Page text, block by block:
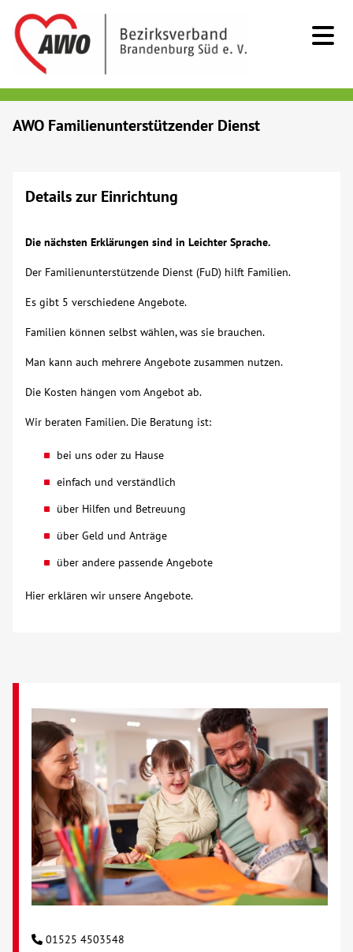
Menschen mit Behinderung
Beratung & Hilfe
Bildung
Veranstaltungen
Mitmachen
Karriere
Kontakt
AWO BB Süd
AWO Familienunterstützender Dienst
Details zur Einrichtung
Die nächsten Erklärungen sind in Leichter Sprache.
Der Familienunterstützende Dienst (FuD) hilft Familien.
Es gibt 5 verschiedene Angebote.
Familien können selbst wählen, was sie brauchen.
Man kann auch mehrere Angebote zusammen nutzen.
Die Kosten hängen vom Angebot ab.
Wir beraten Familien. Die Beratung ist:
bei uns oder zu Hause
einfach und verständlich
über Hilfen und Betreuung
über Geld und Anträge
über andere passende Angebote
Hier erklären wir unsere Angebote.
01525 4503548